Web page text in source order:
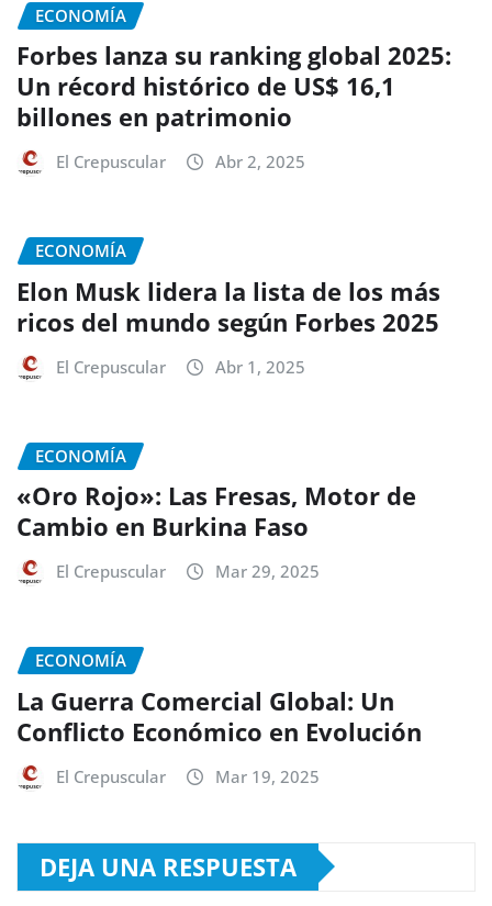
ECONOMÍA
Forbes lanza su ranking global 2025:
Un récord histórico de US$ 16,1
billones en patrimonio
El Crepuscular Abr 2, 2025
ECONOMÍA
Elon Musk lidera la lista de los más
ricos del mundo según Forbes 2025
El Crepuscular Abr 1, 2025
ECONOMÍA
«Oro Rojo»: Las Fresas, Motor de
Cambio en Burkina Faso
El Crepuscular Mar 29, 2025
ECONOMÍA
La Guerra Comercial Global: Un
Conflicto Económico en Evolución
El Crepuscular Mar 19, 2025
DEJA UNA RESPUESTA